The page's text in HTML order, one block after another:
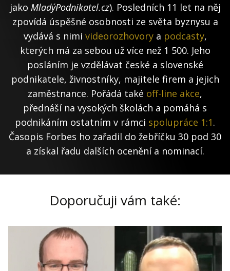
jako MladýPodnikatel.cz). Posledních 11 let na něj
zpovídá úspěšné osobnosti ze světa byznysu a
vydává s nimi videorozhovorya podcasty,
kterých má za sebou už více než 1 500. Jeho
posláním je vzdělávat české a slovenské
podnikatele, živnostníky, majitele firem a jejich
zaměstnance. Pořádá také off-line akce,
přednáší na vysokých školách a pomáhá s
podnikáním ostatním v rámci spolupráce 1:1.
Časopis Forbes ho zařadil do žebříčku 30 pod 30
a získal řadu dalších ocenění a nominací.
Doporučuji vám také: